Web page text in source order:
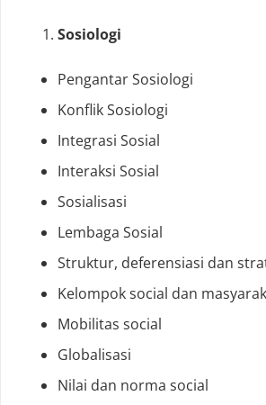
Sosiologi
Pengantar Sosiologi
Konflik Sosiologi
Integrasi Sosial
Interaksi Sosial
Sosialisasi
Lembaga Sosial
Struktur, deferensiasi dan
Kelompok social dan
Mobilitas social
Globalisasi
Nilai dan norma social